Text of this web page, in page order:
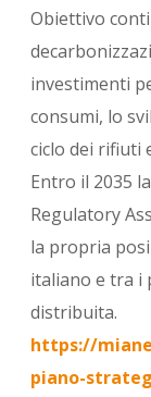
Obiettivo
investimenti
consumi, lo
ciclo dei rifiuti
Entro il 2035
Regulatory
la propria
italiano e tra i
distribuita.
https://
piano-